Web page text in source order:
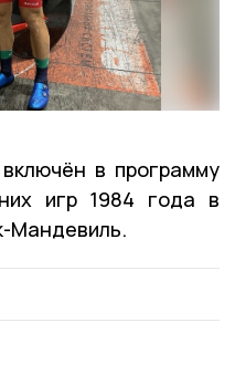
в программу
игр 1984 года в
Мандевиль.